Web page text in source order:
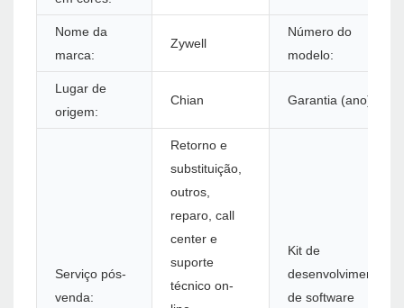
Nome da
marca:
Zywell
Número do
modelo:
Lugar de
origem:
Chian Garantia (ano):
Serviço pós-
venda:
Retorno e
substituição,
outros,
reparo, call
center e
suporte
técnico on-
Kit de
desenvolvimento
de software